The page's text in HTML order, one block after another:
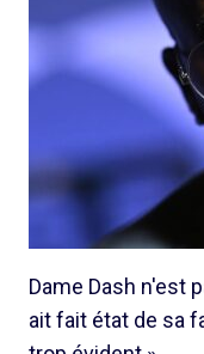
Dame Dash n'est
ait fait état de sa